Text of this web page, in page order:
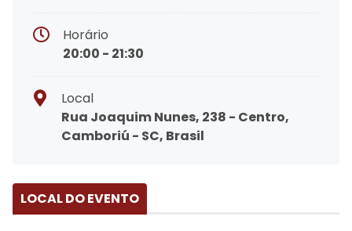
Horário
20:00 - 21:30
Local
Rua Joaquim Nunes, 238 - Centro,
Camboriú - SC, Brasil
LOCAL DO EVENTO